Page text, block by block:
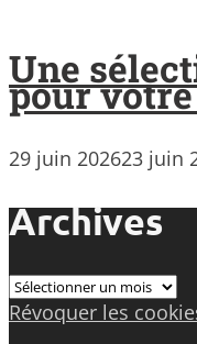
Une
pour votre
29 juin 202623 juin
Archives
Archives
Révoquer les